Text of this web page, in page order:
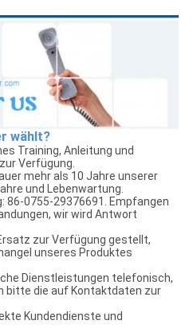
wählt?
Training, Anleitung und
Verfügung.
mehr als 10 Jahre unserer
und Lebenwartung.
86-0755-29376691. Empfangen
wir wird Antwort
zur Verfügung gestellt,
unseres Produktes
Dienstleistungen telefonisch,
bitte die auf Kontaktdaten zur
Kundendienste und